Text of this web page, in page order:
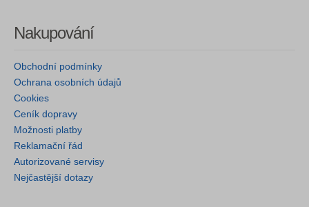
Nakupování
Obchodní podmínky
Ochrana osobních údajů
Cookies
Ceník dopravy
Možnosti platby
Reklamační řád
Autorizované servisy
Nejčastější dotazy